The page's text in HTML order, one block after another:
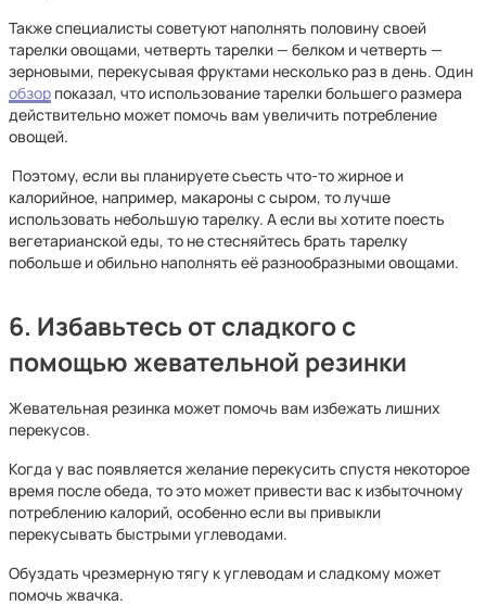
Также специалисты советуют наполнять половину своей
тарелки овощами, четверть тарелки — белком и четверть —
зерновыми, перекусывая фруктами несколько раз в день. Один
обзор показал, что использование тарелки большего размера
действительно может помочь вам увеличить потребление
овощей.
Поэтому, если вы планируете съесть что-то жирное и
калорийное, например, макароны с сыром, то лучше
использовать небольшую тарелку. А если вы хотите поесть
вегетарианской еды, то не стесняйтесь брать тарелку
побольше и обильно наполнять её разнообразными овощами.
6. Избавьтесь от сладкого с
помощью жевательной резинки
Жевательная резинка может помочь вам избежать лишних
перекусов.
Когда у вас появляется желание перекусить спустя некоторое
время после обеда, то это может привести вас к избыточному
потреблению калорий, особенно если вы привыкли
перекусывать быстрыми углеводами.
Обуздать чрезмерную тягу к углеводам и сладкому может
помочь жвачка.